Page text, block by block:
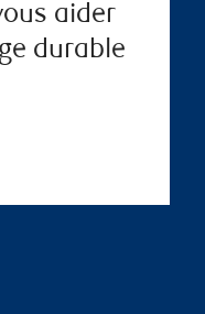
aider
durable